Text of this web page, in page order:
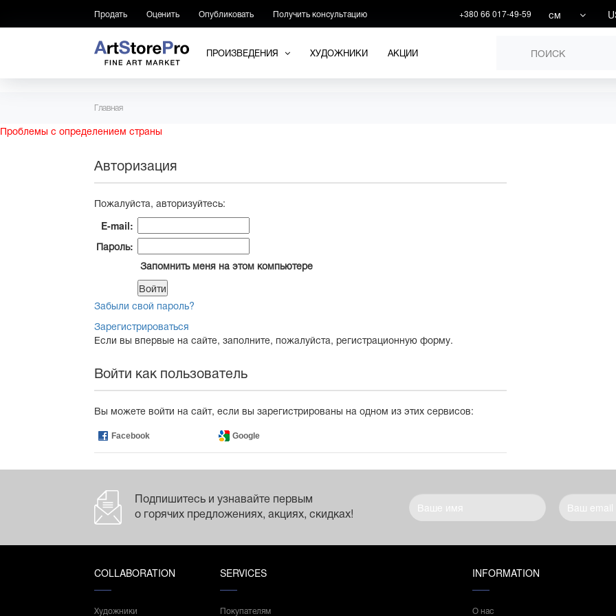
Продать Оценить Опубликовать Получить консультацию +380 66 017-49-59 см
ПРОИЗВЕДЕНИЯ ХУДОЖНИКИ АКЦИИ
Главная
Проблемы с определением страны
Авторизация
Пожалуйста, авторизуйтесь:
E-mail:
Пароль:
Запомнить меня на этом компьютере
Забыли свой пароль?
Зарегистрироваться
Если вы впервые на сайте, заполните, пожалуйста, регистрационную форму.
Войти как пользователь
Вы можете войти на сайт, если вы зарегистрированы на одном из этих сервисов:
Facebook Google
Подпишитесь и узнавайте первым
о горячих предложениях, акциях, скидках!
COLLABORATION
Художники
SERVICES
Покупателям
INFORMATION
О нас